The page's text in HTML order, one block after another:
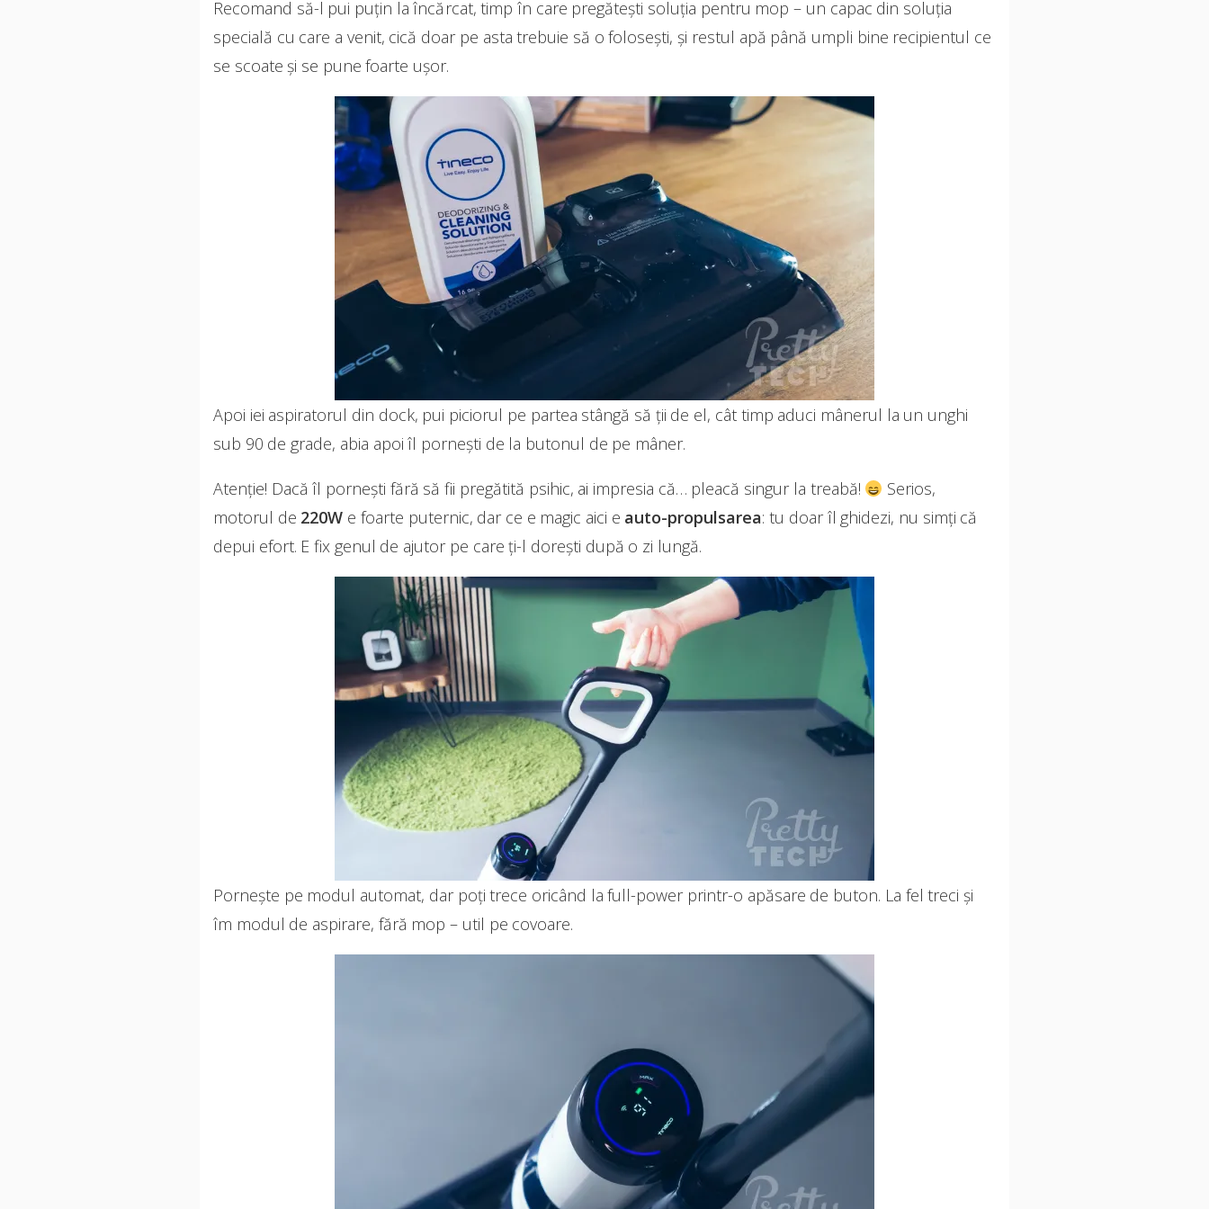
Recomand să-l pui puțin la încărcat, timp în care pregătești soluția pentru mop – un capac din soluția
specială cu care a venit, cică doar pe asta trebuie să o folosești, și restul apă până umpli bine recipientul ce
se scoate și se pune foarte ușor.
Apoi iei aspiratorul din dock, pui piciorul pe partea stângă să ții de el, cât timp aduci mânerul la un unghi
sub 90 de grade, abia apoi îl pornești de la butonul de pe mâner.
Atenție! Dacă îl pornești fără să fii pregătită psihic, ai impresia că… pleacă singur la treabă!
Serios,
motorul de 220W e foarte puternic, dar ce e magic aici e auto-propulsarea: tu doar îl ghidezi, nu simți că
depui efort. E fix genul de ajutor pe care ți-l dorești după o zi lungă.
Pornește pe modul automat, dar poți trece oricând la full-power printr-o apăsare de buton. La fel treci și
îm modul de aspirare, fără mop – util pe covoare.